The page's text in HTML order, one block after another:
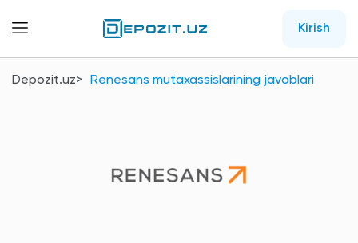
Kirish
Depozit.uz Renesans mutaxassislarining javoblari